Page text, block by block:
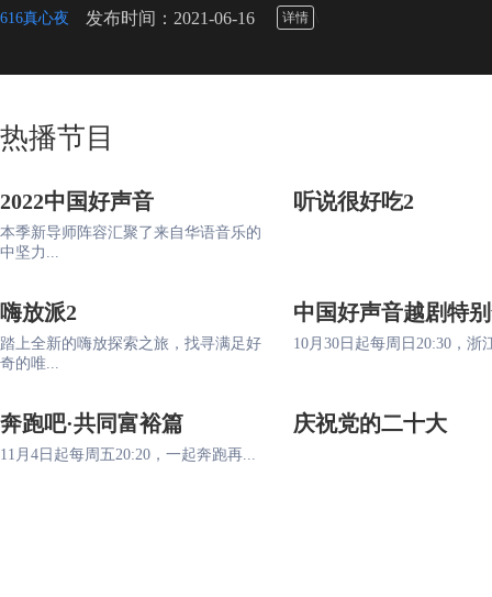
616真心夜 发布时间：2021-06-16 详情
热播节目
2022中国好声音
本季新导师阵容汇聚了来自华语音乐的
中坚力...
听说很好吃2
嗨放派2
踏上全新的嗨放探索之旅，找寻满足好
奇的唯...
中国好声音越剧特
10月30日起每周日20:30，浙
奔跑吧·共同富裕篇
11月4日起每周五20:20，一起奔跑再...
庆祝党的二十大